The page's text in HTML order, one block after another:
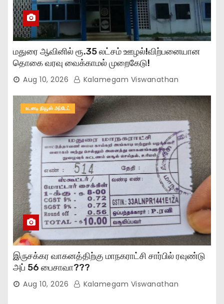
மதுரை ஆவினில் ரூ.35 லட்சம் ஊழல்!விற்பனையான
தொகை வரவு வைக்காமல் முறைகேடு!
Aug 10, 2026 Kalamegam Viswanathan
உடனடி நியூஸ் அப்டேட்
இருசக்கர வாகனத்திற்கு மாநகராட்சி சார்பில் ரவுண்டு
அப் 56 பைசாவா???
Aug 10, 2026 Kalamegam Viswanathan